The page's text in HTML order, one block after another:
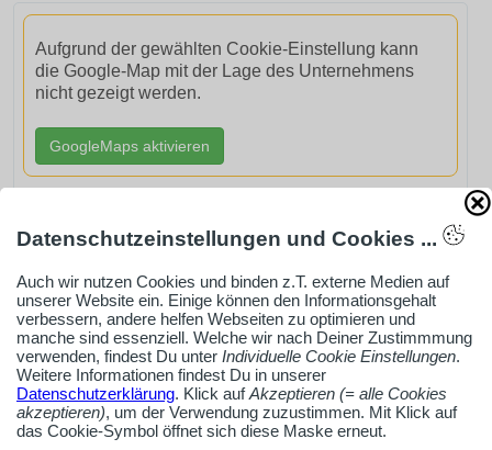
Aufgrund der gewählten Cookie-Einstellung kann
die Google-Map mit der Lage des Unternehmens
nicht gezeigt werden.
GoogleMaps aktivieren
AdSense smARTe inArticle-Anzeige aktivieren
Ob Solo-Selbsständiger, Handwerksbetrieb oder
Industrieunternehmen
Erstelle jetzt ein gratis Firmenprofil für dein Unternehmen:
jetzt registrieren
Datenschutzeinstellungen und Cookies ...
Auch wir nutzen Cookies und binden z.T. externe Medien auf
unserer Website ein. Einige können den Informationsgehalt
verbessern, andere helfen Webseiten zu optimieren und
manche sind essenziell. Welche wir nach Deiner Zustimmmung
verwenden, findest Du unter Individuelle Cookie Einstellungen.
Weitere Informationen findest Du in unserer
Datenschutzerklärung. Klick aufAkzeptieren (= alle Cookies
akzeptieren), um der Verwendung zuzustimmen. Mit Klick auf
das Cookie-Symbol öffnet sich diese Maske erneut.